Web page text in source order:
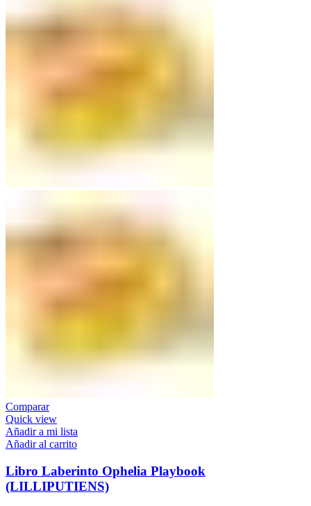
Comparar
Quick view
Añadir a mi lista
Añadir al carrito
Libro Laberinto Ophelia Playbook
(LILLIPUTIENS)